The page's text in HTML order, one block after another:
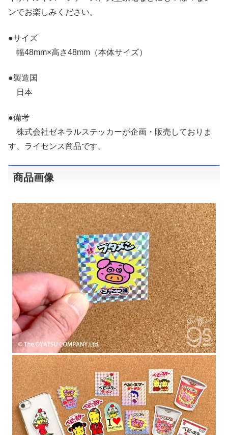
ンでお楽しみください。
●サイズ
幅48mm×高さ48mm（本体サイズ）
●製造国
日本
●備考
株式会社ゼネラルステッカーが企画・販売しておりま
す、ライセンス商品です。
商品画像